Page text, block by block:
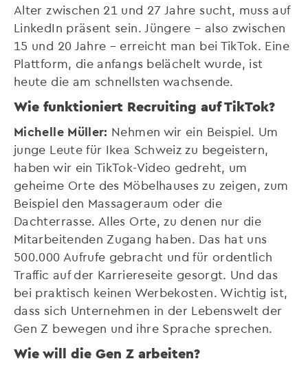
Alter zwischen 21 und 27 Jahre sucht, muss auf
LinkedIn präsent sein. Jüngere – also zwischen
15 und 20 Jahre – erreicht man bei TikTok. Eine
Plattform, die anfangs belächelt wurde, ist
heute die am schnellsten wachsende.
Wie funktioniert Recruiting auf TikTok?
Michelle Müller: Nehmen wir ein Beispiel. Um
junge Leute für Ikea Schweiz zu begeistern,
haben wir ein TikTok-Video gedreht, um
geheime Orte des Möbelhauses zu zeigen, zum
Beispiel den Massageraum oder die
Dachterrasse. Alles Orte, zu denen nur die
Mitarbeitenden Zugang haben. Das hat uns
500.000 Aufrufe gebracht und für ordentlich
Traffic auf der Karriereseite gesorgt. Und das
bei praktisch keinen Werbekosten. Wichtig ist,
dass sich Unternehmen in der Lebenswelt der
Gen Z bewegen und ihre Sprache sprechen.
Wie will die Gen Z arbeiten?